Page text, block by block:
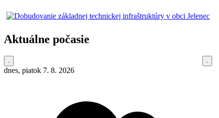
Aktuálne počasie
dnes, piatok 7. 8. 2026